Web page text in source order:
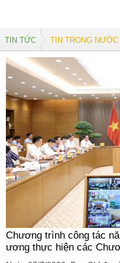
TIN TỨC TIN TRONG NƯỚC
Chương trình công tác
ương thực hiện các